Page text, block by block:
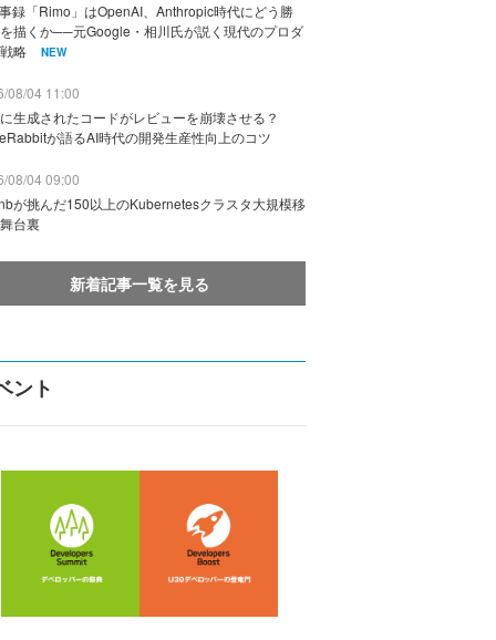
録「Rimo」はOpenAI、Anthropic時代にどう勝
描くか──元Google・相川氏が説く現代のプロダ
略
NEW
08/04 11:00
生成されたコードがレビューを崩壊させる？
が語るAI時代の開発生産性向上のコツ
08/04 09:00
が挑んだ150以上のKubernetesクラスタ大規模移
台裏
新着記事一覧を見る
ント